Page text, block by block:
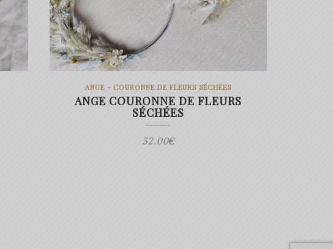
ANGE - COURONNE DE FLEURS SÉCHÉES
ANGE COURONNE DE FLEURS
SÉCHÉES
32.00€